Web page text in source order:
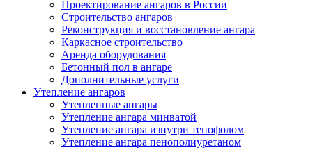
Проектирование ангаров в России
Строительство ангаров
Реконструкция и восстановление ангара
Каркасное строительство
Аренда оборудования
Бетонный пол в ангаре
Дополнительные услуги
Утепление ангаров
Утепленные ангары
Утепление ангара минватой
Утепление ангара изнутри тепофолом
Утепление ангара пенополиуретаном